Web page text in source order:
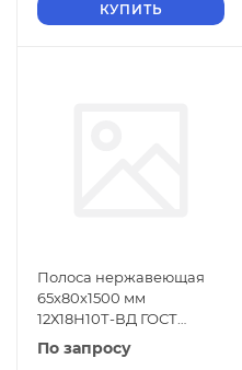
КУПИТЬ
Полоса нержавеющая
65х80х1500 мм
12Х18Н10Т-ВД ГОСТ
18968-73
По запросу